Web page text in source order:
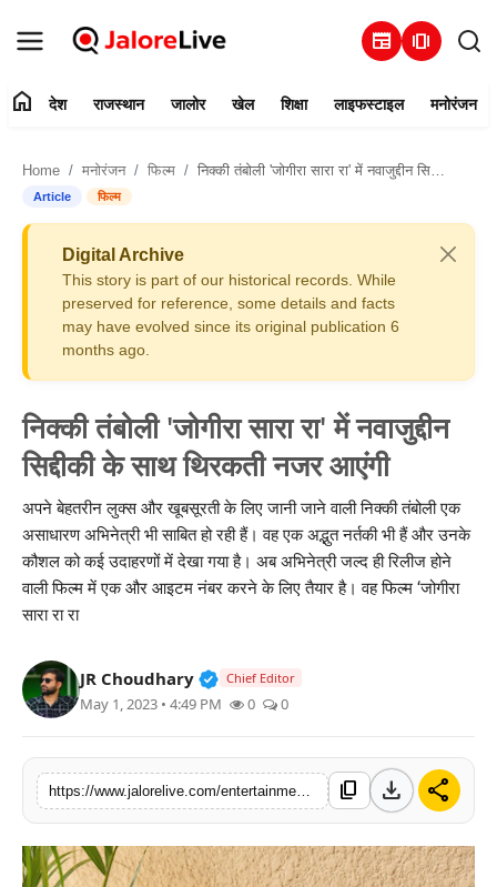
newspaper amp_stories
संपर्क करें
राजस्थान
खेल
शिक्षा
लाइफस्टाइल
मनोरंजन
विशेष
home देश राजस्थान जालोर खेल शिक्षा लाइफस्टाइल मनोरंजन
Home मनोरंजन फिल्म निक्की तंबोली 'जोगीरा सारा रा' में नवाजुद्दीन सिद्दीकी के साथ थिरकती नजर आएंगी
Article फिल्म
Digital Archive
This story is part of our historical records. While
preserved for reference, some details and facts
may have evolved since its original publication 6
months ago.
निक्की तंबोली 'जोगीरा सारा रा' में नवाजुद्दीन
सिद्दीकी के साथ थिरकती नजर आएंगी
अपने बेहतरीन लुक्स और खूबसूरती के लिए जानी जाने वाली निक्की तंबोली एक
असाधारण अभिनेत्री भी साबित हो रही हैं। वह एक अद्भुत नर्तकी भी हैं और उनके
कौशल को कई उदाहरणों में देखा गया है। अब अभिनेत्री जल्द ही रिलीज होने
वाली फिल्म में एक और आइटम नंबर करने के लिए तैयार है। वह फिल्म ‘जोगीरा
सारा रा रा
JR Choudhary Verified Public Figure • 30 Mar,
Chief Editor
May 1, 2023 • 4:49 PM 0 0
content_copy download share